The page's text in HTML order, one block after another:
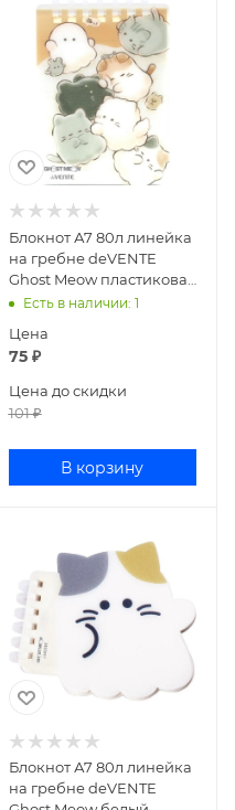
Блокнот А7 80л линейка
на гребне deVENTE
Ghost Meow пластиковая
обложка бежевый
Есть в наличии: 1
Цена
75₽
Цена до скидки
101₽
В корзину
Блокнот А7 80л линейка
на гребне deVENTE